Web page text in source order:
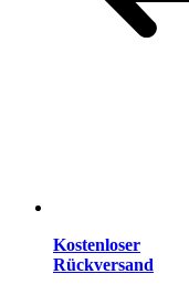
Kostenloser
Rückversand